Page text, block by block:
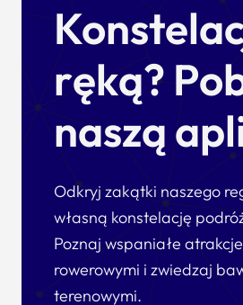
ręką?
naszą
Odkryj zakątki naszego
własną konstelację
Poznaj wspaniałe
rowerowymi i zwiedzaj
terenowymi.